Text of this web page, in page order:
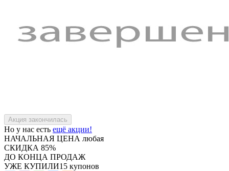
Но у нас есть ещё акции!
НАЧАЛЬНАЯ ЦЕНА любая
СКИДКА 85%
ДО КОНЦА ПРОДАЖ
УЖЕ КУПИЛИ15 купонов